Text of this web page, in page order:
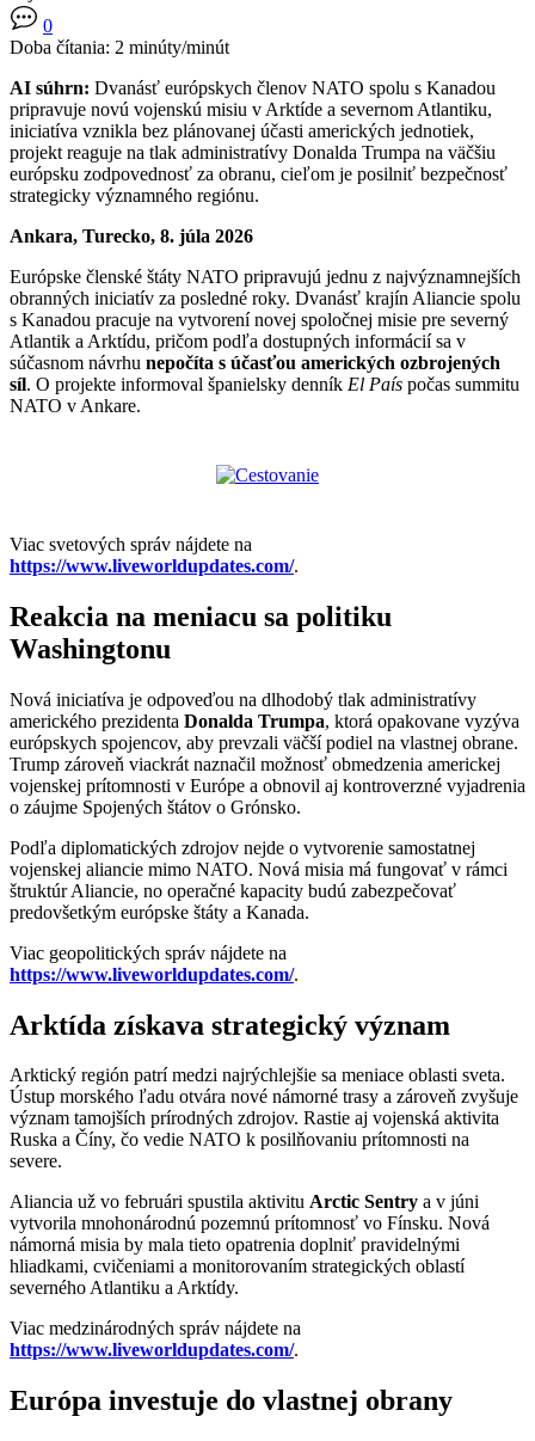
0
Doba čítania: 2 minúty/minút
AI súhrn: Dvanásť európskych členov NATO spolu s Kanadou
pripravuje novú vojenskú misiu v Arktíde a severnom Atlantiku,
iniciatíva vznikla bez plánovanej účasti amerických jednotiek,
projekt reaguje na tlak administratívy Donalda Trumpa na väčšiu
európsku zodpovednosť za obranu, cieľom je posilniť bezpečnosť
strategicky významného regiónu.
Ankara, Turecko, 8. júla 2026
Európske členské štáty NATO pripravujú jednu z najvýznamnejších
obranných iniciatív za posledné roky. Dvanásť krajín Aliancie spolu
s Kanadou pracuje na vytvorení novej spoločnej misie pre severný
Atlantik a Arktídu, pričom podľa dostupných informácií sa v
súčasnom návrhu nepočíta s účasťou amerických ozbrojených
síl. O projekte informoval španielsky denník El País počas summitu
NATO v Ankare.
Viac svetových správ nájdete na
https://www.liveworldupdates.com/.
Reakcia na meniacu sa politiku
Washingtonu
Nová iniciatíva je odpoveďou na dlhodobý tlak administratívy
amerického prezidenta Donalda Trumpa, ktorá opakovane vyzýva
európskych spojencov, aby prevzali väčší podiel na vlastnej obrane.
Trump zároveň viackrát naznačil možnosť obmedzenia americkej
vojenskej prítomnosti v Európe a obnovil aj kontroverzné vyjadrenia
o záujme Spojených štátov o Grónsko.
Podľa diplomatických zdrojov nejde o vytvorenie samostatnej
vojenskej aliancie mimo NATO. Nová misia má fungovať v rámci
štruktúr Aliancie, no operačné kapacity budú zabezpečovať
predovšetkým európske štáty a Kanada.
Viac geopolitických správ nájdete na
https://www.liveworldupdates.com/.
Arktída získava strategický význam
Arktický región patrí medzi najrýchlejšie sa meniace oblasti sveta.
Ústup morského ľadu otvára nové námorné trasy a zároveň zvyšuje
význam tamojších prírodných zdrojov. Rastie aj vojenská aktivita
Ruska a Číny, čo vedie NATO k posilňovaniu prítomnosti na
severe.
Aliancia už vo februári spustila aktivitu Arctic Sentry a v júni
vytvorila mnohonárodnú pozemnú prítomnosť vo Fínsku. Nová
námorná misia by mala tieto opatrenia doplniť pravidelnými
hliadkami, cvičeniami a monitorovaním strategických oblastí
severného Atlantiku a Arktídy.
Viac medzinárodných správ nájdete na
https://www.liveworldupdates.com/.
Európa investuje do vlastnej obrany